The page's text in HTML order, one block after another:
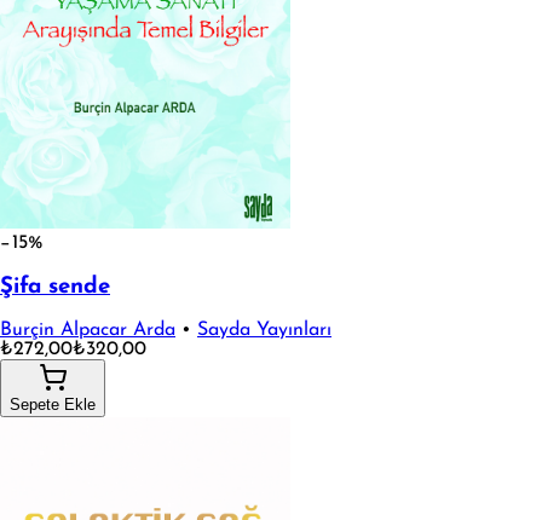
−15%
Şifa sende
Burçin Alpacar Arda • Sayda Yayınları
₺272,00₺320,00
Sepete Ekle